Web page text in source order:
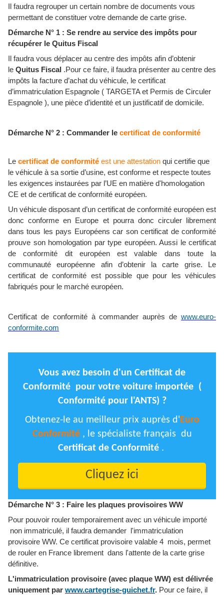
Il faudra regrouper un certain nombre de documents vous
permettant de constituer votre demande de carte grise.
Démarche N° 1 : Se rendre au service des impôts pour
récupérer le Quitus Fiscal
Il faudra vous déplacer au centre des impôts afin d’obtenir
le Quitus Fiscal .Pour ce faire, il faudra présenter au centre des
impôts la facture d’achat du véhicule, le certificat
d’immatriculation Espagnole ( TARGETA et Permis de Circuler
Espagnole ), une pièce d’identité et un justificatif de domicile.
Démarche N° 2 : Commander le certificat de conformité
Le certificat de conformité est une attestation qui certifie que
le véhicule à sa sortie d’usine, est conforme et respecte toutes
les exigences instaurées par l’UE en matière d'homologation
CE et de certificat de conformité européen.
Un véhicule disposant d’un certificat de conformité européen est
donc conforme en Europe et pourra donc circuler librement
dans tous les pays Européens car son certificat de conformité
prouve son homologation par type européen. Aussi le certificat
de conformité dit européen est valable dans toute la
communauté européenne afin d’obtenir la carte grise. Le
certificat de conformité est possible que pour les véhicules
fabriqués pour le marché européen.
Certificat de conformité à commander auprès de www.euro-
conformite.com
Vous avez besoin d'un Certificat de
Conformité pour votre voiture importée (
Conformité pour l'ANTS) ?
Obtenez-le au meilleur prix auprès d'Euro
Conformité, le spécialiste français du
Certificat de Conformité.
Cliquez ici
Démarche N° 3 : Faire les plaques provisoires WW
Pour pouvoir rouler temporairement avec un véhicule importé
non immatriculé, il faudra demander l'immatriculation
provisoire WW. Ce certificat provisoire valable 4 mois, permet
de rouler en France librement dans l'attente de la carte grise
définitive.
L'immatriculation provisoire (avec plaque WW) est délivrée
uniquement par www.cartegrise-guichet.fr. Pour ce faire, il